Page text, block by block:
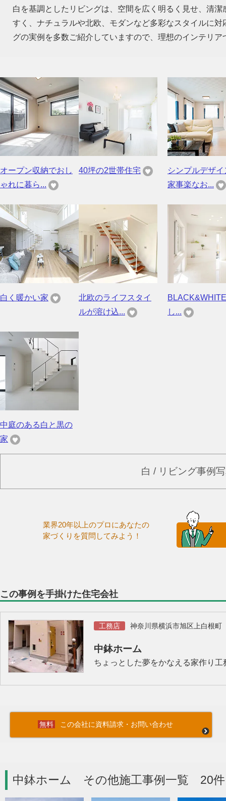
白を基調としたリビングは、空間を広く明るく見せ、清
すく、ナチュラルや北欧、モダンなど多彩なスタイルに
グの実例を多数ご紹介していますので、理想のインテリ
オープン収納でおし
ゃれに暮ら...
40坪の2世帯住宅
シンプルデザイ
家事楽なお...
白く暖かい家
北欧のライフスタイ
ルが溶け込...
し...
中庭のある白と黒の
家
白 / リビング事例
業界20年以上のプロにあなたの
家づくりを質問してみよう！
この事例を手掛けた住宅会社
工務店 神奈川県横浜市旭区上白根町
中鉢ホーム
ちょっとした夢をかなえる家作り工
この会社に資料請求・お問い合わせ
中鉢ホーム その他施工事例一覧 20件